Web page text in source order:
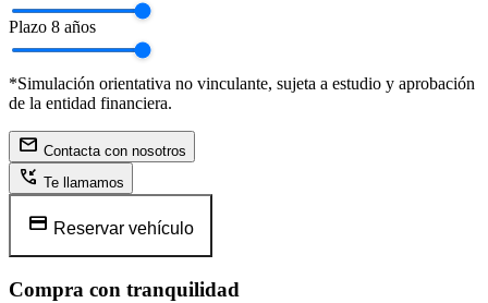
Plazo 8 años
*Simulación orientativa no vinculante, sujeta a estudio y aprobación
de la entidad financiera.
mail Contacta con nosotros
phone_callback Te llamamos
credit_card Reservar vehículo
Compra con tranquilidad